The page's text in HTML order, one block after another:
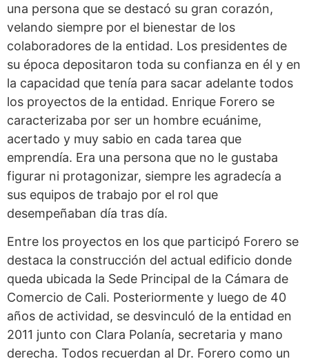
una persona que se destacó su gran corazón,
velando siempre por el bienestar de los
colaboradores de la entidad. Los presidentes de
su época depositaron toda su confianza en él y en
la capacidad que tenía para sacar adelante todos
los proyectos de la entidad. Enrique Forero se
caracterizaba por ser un hombre ecuánime,
acertado y muy sabio en cada tarea que
emprendía. Era una persona que no le gustaba
figurar ni protagonizar, siempre les agradecía a
sus equipos de trabajo por el rol que
desempeñaban día tras día.
Entre los proyectos en los que participó Forero se
destaca la construcción del actual edificio donde
queda ubicada la Sede Principal de la Cámara de
Comercio de Cali. Posteriormente y luego de 40
años de actividad, se desvinculó de la entidad en
2011 junto con Clara Polanía, secretaria y mano
derecha. Todos recuerdan al Dr. Forero como un